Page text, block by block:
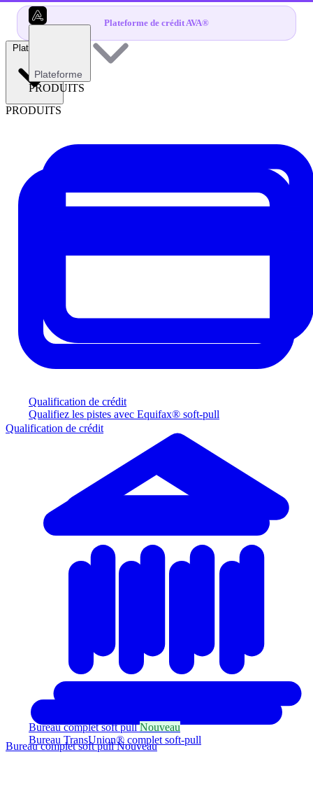
Plateforme de crédit AVA®
Plateforme
PRODUITS
Qualification de crédit
Qualifiez les pistes avec Equifax® soft-pull
Bureau complet soft pullNouveau
Bureau TransUnion® complet soft-pull
Plateforme
PRODUITS
Qualification de crédit
Bureau complet soft pullNouveau